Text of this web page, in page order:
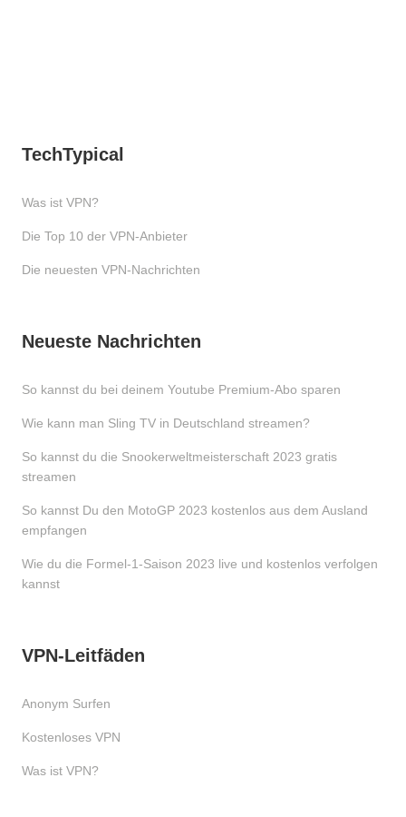
TechTypical
Was ist VPN?
Die Top 10 der VPN-Anbieter
Die neuesten VPN-Nachrichten
Neueste Nachrichten
So kannst du bei deinem Youtube Premium-Abo sparen
Wie kann man Sling TV in Deutschland streamen?
So kannst du die Snookerweltmeisterschaft 2023 gratis
streamen
So kannst Du den MotoGP 2023 kostenlos aus dem Ausland
empfangen
Wie du die Formel-1-Saison 2023 live und kostenlos verfolgen
kannst
VPN-Leitfäden
Anonym Surfen
Kostenloses VPN
Was ist VPN?